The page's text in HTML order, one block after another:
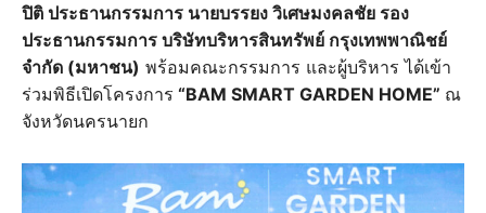
ปิติ ประธานกรรมการ นายบรรยง วิเศษมงคลชัย รอง
ประธานกรรมการ บริษัทบริหารสินทรัพย์ กรุงเทพพาณิชย์
จำกัด (มหาชน) พร้อมคณะกรรมการ และผู้บริหาร ได้เข้า
ร่วมพิธีเปิดโครงการ “BAM SMART GARDEN HOME” ณ
จังหวัดนครนายก